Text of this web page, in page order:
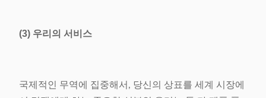
(3) 우리의 서비스
국제적인 무역에 집중해서, 당신의 상표를 세계 시장에